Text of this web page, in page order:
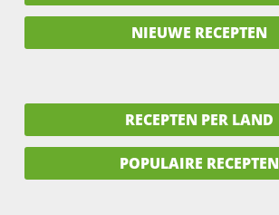
NIEUWE RECEPTEN
RECEPTEN PER LAND
POPULAIRE RECEPTEN